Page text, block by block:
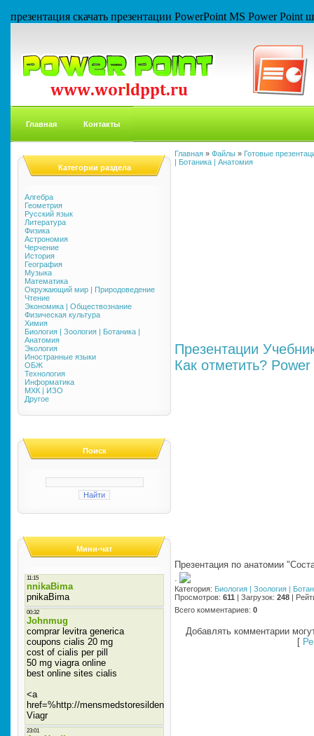
презентация скачать презентации PowerPoint MS Power
Главная Контакты
Категории раздела
Алгебра
Геометрия
Русский язык
Литература
Физика
Астрономия
Черчение
История
География
Музыка
Математика
Окружающий мир | Природоведение
Чтение
Экономика | Обществознание
Физическая культура
Химия
Биология | Зоология | Ботаника |
Анатомия
Экология
Иностранные языки
ОБЖ
Технология
Информатика
МХК | ИЗО
Другое
Поиск
Мини-чат
Главная » Файлы » Готовые
| Ботаника | Анатомия
Презентации
Как отметить?
Презентация по анатомии
·
Категория: Биология | Зоология |
Просмотров: 611 | Загрузок: 248 |
Всего комментариев: 0
Добавлять комментарии
[